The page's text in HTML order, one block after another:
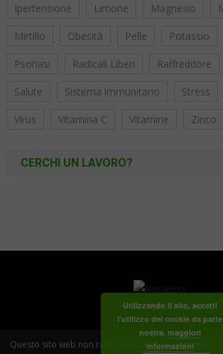
Ipertensione Limone Magnesio
Mirtillo Obesità Pelle Potassio
Psoriasi Radicali Liberi Raffreddore
Salute Sistema immunitario Stress
Virus Vitamina C Vitamine Zinco
CERCHI UN LAVORO?
CreditsRinoRusso.it
Questo sito web non rappresenta una testata
Utilizzando il sito, accetti
l'utilizzo dei cookie da parte
nostra. maggiori
informazioni